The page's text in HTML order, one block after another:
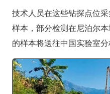
技术人员在这些钻探点位
样本，部分检测在尼泊尔
的样本将送往中国实验室分